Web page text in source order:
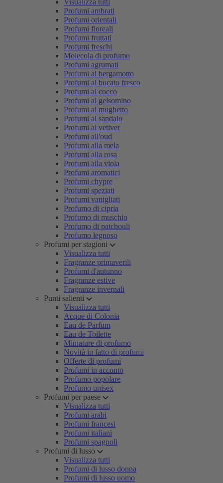
Visualizza tutti
Profumi ambrati
Profumi orientali
Profumi floreali
Profumi fruttati
Profumi freschi
Molecola di profumo
Profumi agrumati
Profumi al bergamotto
Profumi al bucato fresco
Profumi al cocco
Profumi al gelsomino
Profumi al mughetto
Profumi al sandalo
Profumi al vetiver
Profumi all'oud
Profumi alla mela
Profumi alla rosa
Profumi alla viola
Profumi aromatici
Profumi chypre
Profumi speziati
Profumi vanigliati
Profumo di cipria
Profumo di muschio
Profumo di patchouli
Profumo legnoso
Profumi per stagioni
Visualizza tutti
Fragranze primaverili
Profumi d'autunno
Fragranze estive
Fragranze invernali
Punti salienti
Visualizza tutti
Acque di Colonia
Eau de Parfum
Eau de Toilette
Miniature di profumo
Novità in fatto di profumi
Offerte di profumi
Profumi in acconto
Profumo popolare
Profumo unisex
Profumi per paese
Visualizza tutti
Profumi arabi
Profumi francesi
Profumi italiani
Profumi spagnoli
Profumi di lusso
Visualizza tutti
Profumi di lusso donna
Profumi di lusso uomo